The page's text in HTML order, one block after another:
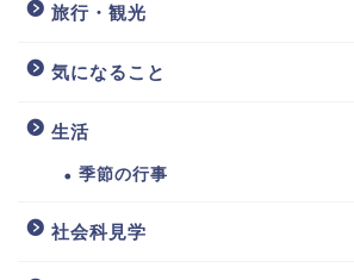
旅行・観光
気になること
生活
季節の行事
社会科見学